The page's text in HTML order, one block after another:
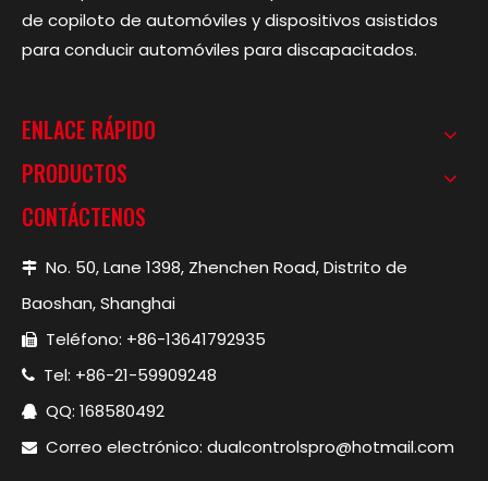
de copiloto de automóviles y dispositivos asistidos
para conducir automóviles para discapacitados.
ENLACE RÁPIDO
PRODUCTOS
CONTÁCTENOS
 No. 50, Lane 1398, Zhenchen Road, Distrito de
Baoshan, Shanghai
 Teléfono: +86-13641792935
 Tel: +86-21-59909248
 QQ: 168580492
 Correo electrónico: dualcontrolspro@hotmail.com